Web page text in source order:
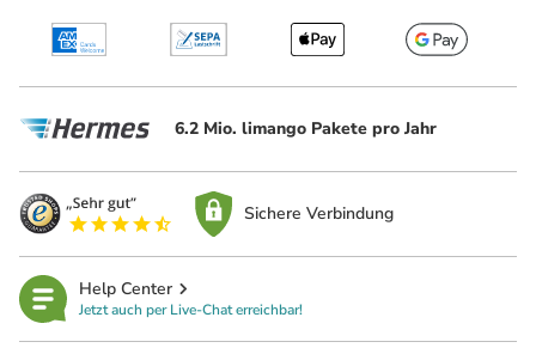
6.2 Mio. limango Pakete pro Jahr
Sichere Verbindung
Help Center
Jetzt auch per Live-Chat erreichbar!